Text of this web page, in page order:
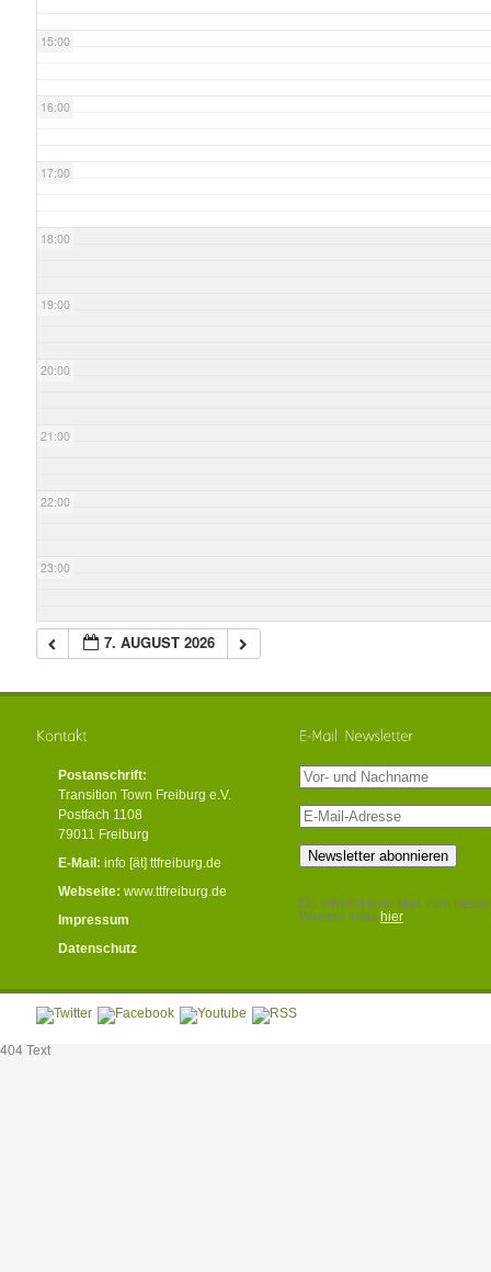
15:00
16:00
17:00
18:00
19:00
20:00
21:00
22:00
23:00
7. AUGUST 2026
Postanschrift:
Transition Town Freiburg e.V.
Postfach 1108
79011 Freiburg
E-Mail: info [ät] ttfreiburg.de
Webseite: www.ttfreiburg.de
Impressum
Datenschutz
Du erhältst eine Mail zum
Weitere Infos hier
.
404 Text